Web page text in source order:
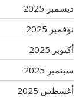
ديسمبر 2025
نوفمبر 2025
أكتوبر 2025
سبتمبر 2025
أغسطس 2025